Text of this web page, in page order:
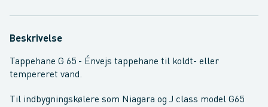
Beskrivelse
Tappehane G 65 - Énvejs tappehane til koldt- eller
tempereret vand.
Til indbygningskølere som Niagara og J class model G65